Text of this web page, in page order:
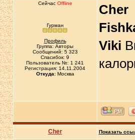
Сейчас Offline
Гурман
Профиль
Группа: Авторы
Сообщений: 5 323
Спасибок: 9
Пользователь №: 1 241
Регистрация: 14.11.2004
Откуда:Москва
Cher
Viki
Cher Показать